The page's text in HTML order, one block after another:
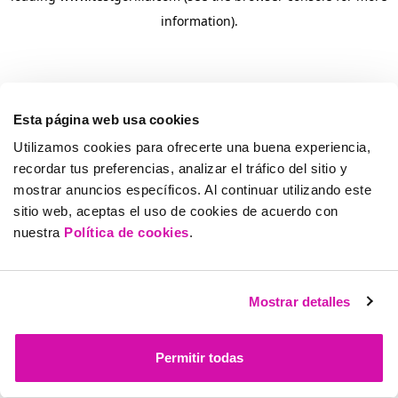
Esta página web usa cookies
Utilizamos cookies para ofrecerte una buena experiencia,
recordar tus preferencias, analizar el tráfico del sitio y
mostrar anuncios específicos. Al continuar utilizando este
sitio web, aceptas el uso de cookies de acuerdo con
nuestra Política de cookies.
Mostrar detalles
Permitir todas
information).